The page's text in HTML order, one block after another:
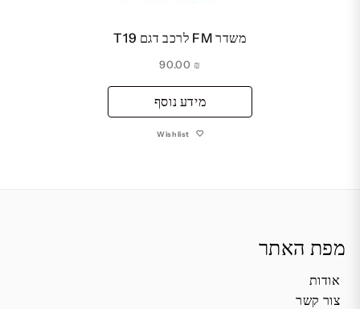
משדר FM לרכב דגם T19
₪
מידע נוסף
Wishlist
מפת האתר
אודות
צור קשר